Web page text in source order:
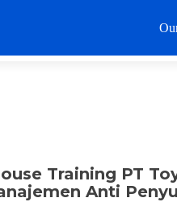
Training PT
Anti